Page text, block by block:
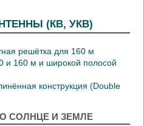
(КВ, УКВ)
решётка для 160 м
и 160 м и широкой полосой
конструкция (Double
СОЛНЦЕ И ЗЕМЛЕ